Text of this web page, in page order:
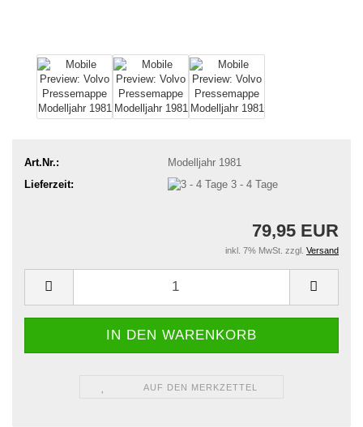
Art.Nr.:
Modelljahr 1981
Lieferzeit:
3 - 4 Tage
79,95 EUR
inkl. 7% MwSt. zzgl. Versand
AUF DEN MERKZETTEL